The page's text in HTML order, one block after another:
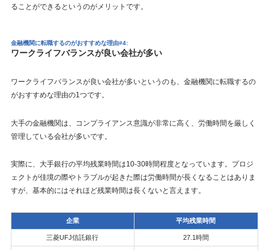
ることができるというのがメリットです。
金融機関に転職するのがおすすめな理由#4:
ワークライフバランスが良い会社が多い
ワークライフバランスが良い会社が多いというのも、金融機関に転職するの
がおすすめな理由の1つです。
大手の金融機関は、コンプライアンス意識が非常に高く、労働時間を厳しく
管理している会社が多いです。
実際に、大手銀行の平均残業時間は10-30時間程度となっています。プロジ
ェクトが佳境の際やトラブルが起きた際は労働時間が長くなることはありま
すが、基本的にはそれほど残業時間は長くないと言えます。
企業 平均残業時間
三菱UFJ信託銀行 27.1時間